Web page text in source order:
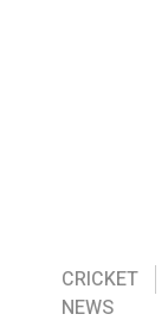
CRICKET
NEWS